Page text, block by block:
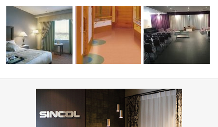
ホテル(コーディネート集)
高齢者・福祉施設(コーディネ
葬祭ホール いなんせ会